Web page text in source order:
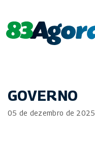
GOVERNO
05 de dezembro de 2025